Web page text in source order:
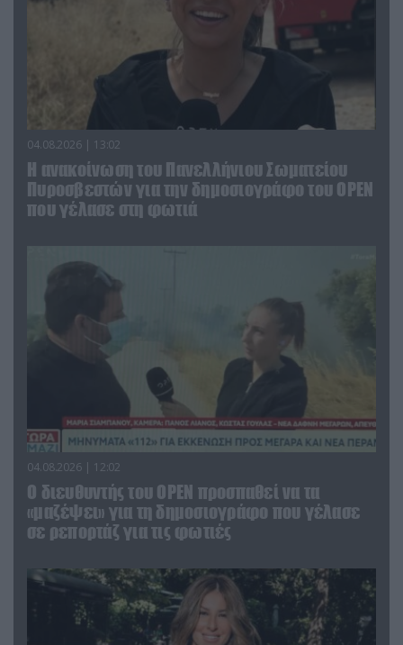
04.08.2026 | 13:02
Η ανακοίνωση του Πανελλήνιου Σωματείου
Πυροσβεστών για την δημοσιογράφο του OPEN
που γέλασε στη φωτιά
04.08.2026 | 12:02
O διευθυντής του OPEN προσπαθεί να τα
«μαζέψει» για τη δημοσιογράφο που γέλασε
σε ρεπορτάζ για τις φωτιές